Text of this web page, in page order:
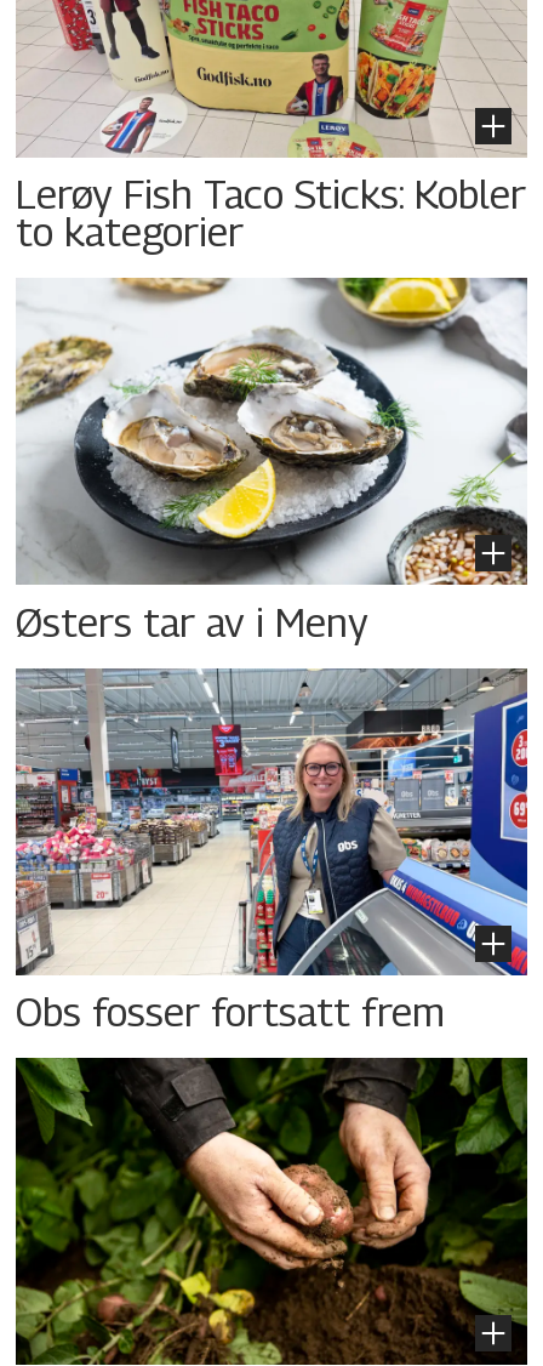
Lerøy Fish Taco Sticks: Kobler
to kategorier
Østers tar av i Meny
Obs fosser fortsatt frem